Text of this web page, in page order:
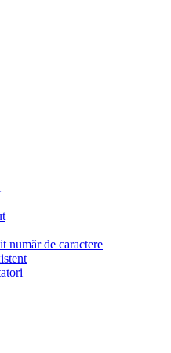
număr de caractere